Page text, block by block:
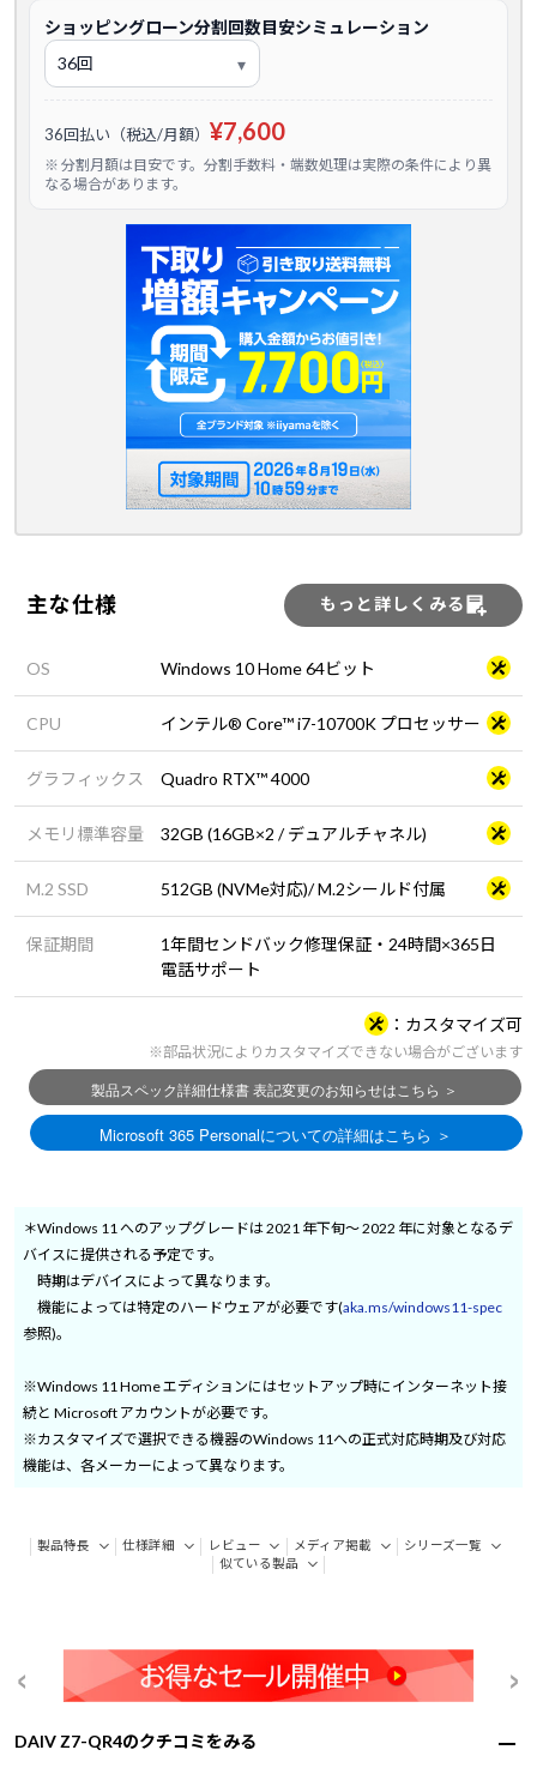
ショッピングローン分割回数目安シミュレーション
36回払い（税込/月額） ¥7,600
※ 分割月額は目安です。分割手数料・端数処理は実際の条件により異
なる場合があります。
主な仕様 もっと詳しくみる
OS Windows 10 Home 64ビット
CPU インテル® Core™ i7-10700K プロセッサー
グラフィックス Quadro RTX™ 4000
メモリ標準容量 32GB (16GB×2 / デュアルチャネル)
M.2 SSD 512GB (NVMe対応)/ M.2シールド付属
保証期間
1年間センドバック修理保証・24時間×365日
電話サポート
カスタマイズ可
※部品状況によりカスタマイズできない場合がございます
＊Windows 11 へのアップグレードは 2021 年下旬～ 2022 年に対象となるデ
バイスに提供される予定です。
時期はデバイスによって異なります。
機能によっては特定のハードウェアが必要です(aka.ms/windows11-spec
参照)。
※Windows 11 Home エディションにはセットアップ時にインターネット接
続と Microsoft アカウントが必要です。
※カスタマイズで選択できる機器のWindows 11への正式対応時期及び対応
機能は、各メーカーによって異なります。
製品特長 仕様詳細 レビュー メディア掲載
シリーズ一覧
似ている製品
DAIV Z7-QR4のクチコミをみる